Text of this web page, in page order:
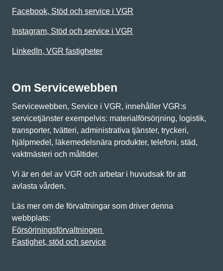
Facebook, Stöd och service i VGR
Instagram, Stöd och service i VGR
LinkedIn, VGR fastigheter
Om Servicewebben
Servicewebben, Service i VGR, innehåller VGR:s
servicetjänster exempelvis: materialförsörjning, logistik,
transporter, tvätteri, administrativa tjänster, tryckeri,
hjälpmedel, läkemedelsnära produkter, telefoni, städ,
vaktmästeri och måltider.
Vi är en del av VGR och arbetar i huvudsak för att
avlasta vården.
Läs mer om de förvaltningar som driver denna
webbplats:
Försörjningsförvaltningen
Fastighet, stöd och service